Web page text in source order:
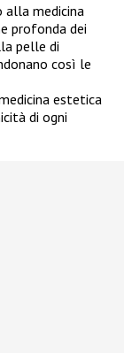
alla medicina
profonda dei
pelle di
così le
estetica
di ogni